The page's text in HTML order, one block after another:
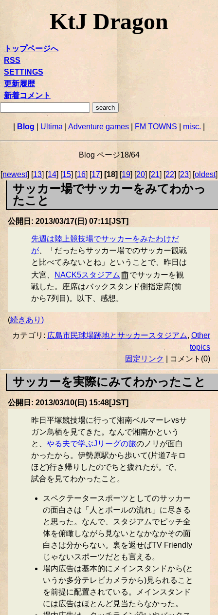
KtJ Dragon
トップページへ
RSS
SETTINGS
更新履歴
新着コメント
Blog Ultima Adventure games FM TOWNS| misc.
Blog ページ18/64
[newest] [13] [14] [15] [16] [17] [18][19] [20] [21] [22] [23] [oldest]
サッカー場でサッカーをみてわかっ
たこと
公開日: 2013/03/17(日) 07:11[JST]
先週は陸上競技場でサッカーをみたわけだ
が 、「だったらサッカー場でのサッカー観戦
と比べてみないとね」ということで、昨日は
大宮、
NACK5スタジアム
でサッカーを観
戦した。座席はバックスタンド側指定席(前
から7列目)。以下、感想。
(続きあり)
カテゴリ: 広島市民球場跡地とサッカースタジアム, Other
topics
固定リンク
| コメント(0)
サッカーを実際にみてわかったこと
公開日: 2013/03/10(日) 15:48[JST]
昨日平塚競技場に行って湘南ベルマーレvsサ
ガン鳥栖を見てきた。なんで湘南かという
と、 やる夫で学ぶJリーグの旅のノリが面白
かったから。伊勢原駅から歩いて(片道7キロ
ほど)行き帰りしたのでちと疲れたが。で、
試合を見てわかったこと。
スペクテータースポーツとしてのサッカー
の面白さは「人とボールの流れ」に尽きる
と思った。なんで、スタジアムでピッチ全
体を俯瞰しながら見ないとなかなかその面
白さは分からない。裏を返せばTV Friendly
じゃないスポーツだとも言える。
場内広告は基本的にメインスタンドから(と
いうか多分テレビカメラから)見られること
を前提に配置されている。メインスタンド
には広告はほとんど見当たらなかった。